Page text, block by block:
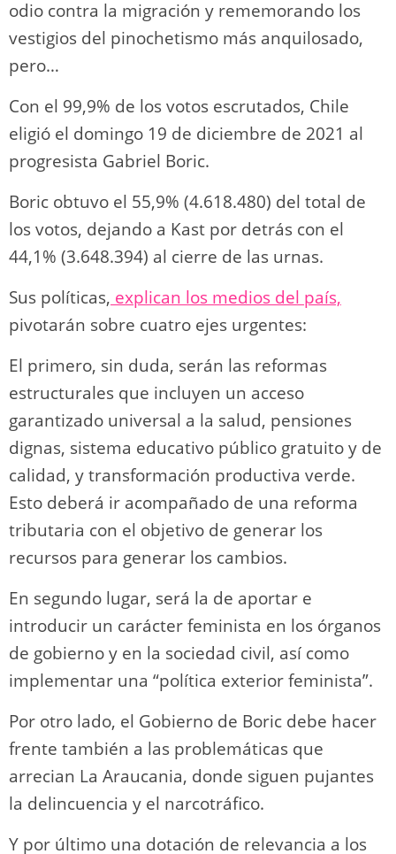
odio contra la migración y rememorando los
vestigios del pinochetismo más anquilosado,
pero…
Con el 99,9% de los votos escrutados, Chile
eligió el domingo 19 de diciembre de 2021 al
progresista Gabriel Boric.
Boric obtuvo el 55,9% (4.618.480) del total de
los votos, dejando a Kast por detrás con el
44,1% (3.648.394) al cierre de las urnas.
Sus políticas, explican los medios del país,
pivotarán sobre cuatro ejes urgentes:
El primero, sin duda, serán las reformas
estructurales que incluyen un acceso
garantizado universal a la salud, pensiones
dignas, sistema educativo público gratuito y de
calidad, y transformación productiva verde.
Esto deberá ir acompañado de una reforma
tributaria con el objetivo de generar los
recursos para generar los cambios.
En segundo lugar, será la de aportar e
introducir un carácter feminista en los órganos
de gobierno y en la sociedad civil, así como
implementar una “política exterior feminista”.
Por otro lado, el Gobierno de Boric debe hacer
frente también a las problemáticas que
arrecian La Araucania, donde siguen pujantes
la delincuencia y el narcotráfico.
Y por último una dotación de relevancia a los